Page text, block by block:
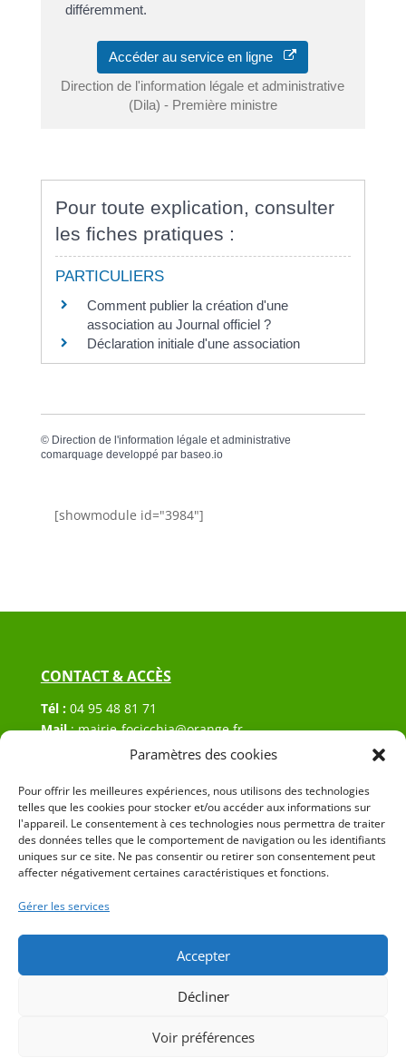
Paramètres des cookies
Pour offrir les meilleures expériences, nous utilisons des technologies
telles que les cookies pour stocker et/ou accéder aux informations sur
l'appareil. Le consentement à ces technologies nous permettra de traiter
des données telles que le comportement de navigation ou les identifiants
uniques sur ce site. Ne pas consentir ou retirer son consentement peut
affecter négativement certaines caractéristiques et fonctions.
Gérer les services
Accepter
Décliner
Voir préférences
différemment.
Accéder au service en ligne
Direction de l'information légale et administrative
(Dila) - Première ministre
Pour toute explication, consulter
les fiches pratiques :
PARTICULIERS
Comment publier la création d'une
association au Journal officiel ?
Déclaration initiale d'une association
© Direction de l'information légale et administrative
comarquage developpé par baseo.io
[showmodule id="3984"]
CONTACT & ACCÈS
Tél : 04 95 48 81 71
Mail:mairie-focicchia@orange.fr
Hôtel de ville de Focicchia
20212 Focicchia